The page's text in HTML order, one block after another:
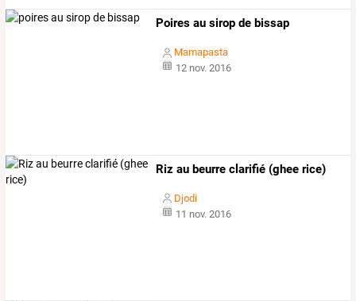
Poires au sirop de bissap
Mamapasta
12 nov. 2016
Riz au beurre clarifié (ghee rice)
Djodi
11 nov. 2016